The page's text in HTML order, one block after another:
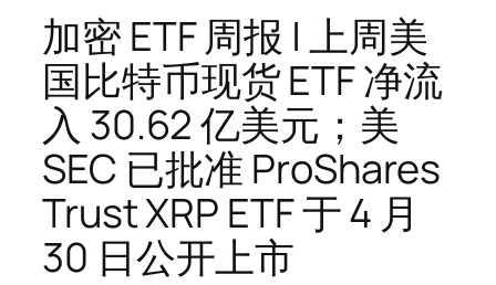
加密 ETF 周报 | 上周美
国比特币现货 ETF 净流
入 30.62 亿美元；美
SEC 已批准 ProShares
Trust XRP ETF 于 4 月
30 日公开上市